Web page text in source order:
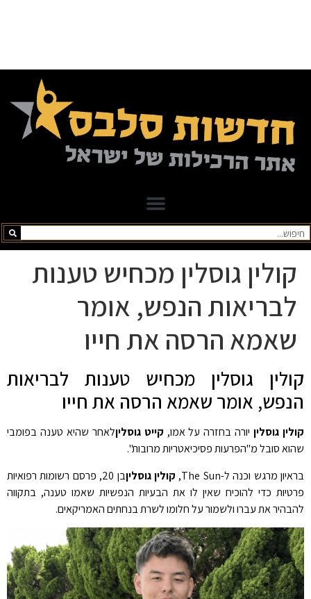
קולין גוסלין מכחיש טענות
לבריאות הנפש, אומר
שאמא הרסה את חייו
קולין גוסלין מכחיש טענות לבריאות
הנפש, אומר שאמא הרסה את חייו
קולין גוסליןיורה בחזרה על אמו, קייט גוסליןלאחר שהיא טענה בפומבי
שהוא סובל מ"הפרעות פסיכיאטריות מרובות".
בראיון מרגש וכנה ל-The Sun,
קולין גוסלין
בן 20, פרסם רשומות רפואיות
פרטיות כדי להוכיח שאין לו את הבעיות הנפשיות שאמו טענה, בתקווה
להבהיר את עברו ולשמור על חלומו לשרת בנחתים האמריקאים.